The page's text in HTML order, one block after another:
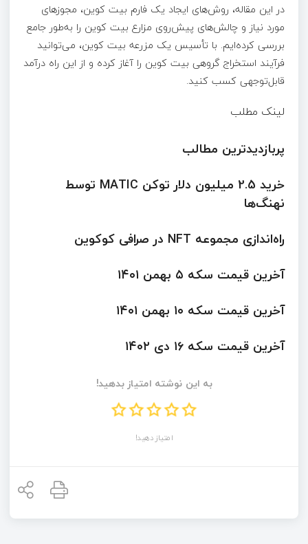
در این مقاله، روش‌های ایجاد یک فارم بیت کوین، مجوزهای
مورد نیاز و چالش‌های پیش‌روی مزارع بیت کوین را به‌طور جامع
بررسی کرده‌ایم. با تأسیس یک مزرعه بیت کوین، می‌توانید
فرآیند استخراج گروهی بیت کوین را آغاز کرده و از این راه درآمد
قابل‌توجهی کسب کنید.
لینک مطلب
پربازدیدترین مطالب
خرید 2.5 میلیون دلار توکن MATIC توسط
نهنگ‌ها
راه‌اندازی مجموعه NFT در صرافی کوکوین
آخرین قیمت سکه ۵ بهمن ۱۴۰۱
آخرین قیمت سکه ۱۰ بهمن ۱۴۰۱
آخرین قیمت سکه ۱۶ دی ۱۴۰۲
به این نوشته امتیاز بدهید!
امتیاز دهید!